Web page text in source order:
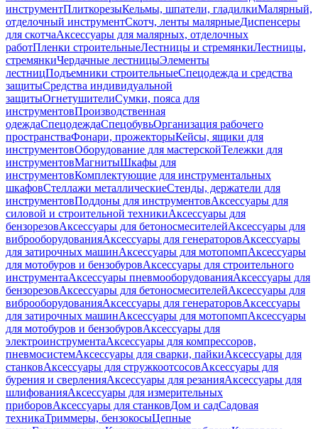
инструментПлиткорезыКельмы, шпатели, гладилкиМалярный,
отделочный инструментСкотч, ленты малярныеДиспенсеры
для скотчаАксессуары для малярных, отделочных
работПленки строительныеЛестницы и стремянкиЛестницы,
стремянкиЧердачные лестницыЭлементы
лестницПодъемники строительныеСпецодежда и средства
защитыСредства индивидуальной
защитыОгнетушителиСумки, пояса для
инструментовПроизводственная
одеждаСпецодеждаСпецобувьОрганизация рабочего
пространстваФонари, прожекторыКейсы, ящики для
инструментовОборудование для мастерскойТележки для
инструментовМагнитыШкафы для
инструментовКомплектующие для инструментальных
шкафовСтеллажи металлическиеСтенды, держатели для
инструментовПоддоны для инструментовАксессуары для
силовой и строительной техникиАксессуары для
бензорезовАксессуары для бетоносмесителейАксессуары для
виброоборудованияАксессуары для генераторовАксессуары
для затирочных машинАксессуары для мотопомпАксессуары
для мотобуров и бензобуровАксессуары для строительного
инструментаАксессуары пневмооборудованияАксессуары для
бензорезовАксессуары для бетоносмесителейАксессуары для
виброоборудованияАксессуары для генераторовАксессуары
для затирочных машинАксессуары для мотопомпАксессуары
для мотобуров и бензобуровАксессуары для
электроинструментаАксессуары для компрессоров,
пневмосистемАксессуары для сварки, пайкиАксессуары для
станковАксессуары для стружкоотсосовАксессуары для
бурения и сверленияАксессуары для резанияАксессуары для
шлифованияАксессуары для измерительных
приборовАксессуары для станковДом и садСадовая
техникаТриммеры, бензокосыЦепные